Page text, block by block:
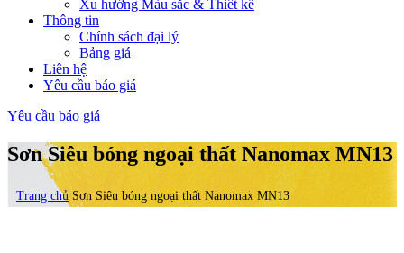
Xu hướng Màu sắc & Thiết kế
Thông tin
Chính sách đại lý
Bảng giá
Liên hệ
Yêu cầu báo giá
Yêu cầu báo giá
Sơn Siêu bóng ngoại thất Nanomax MN13
Trang chủ Sơn Siêu bóng ngoại thất Nanomax MN13